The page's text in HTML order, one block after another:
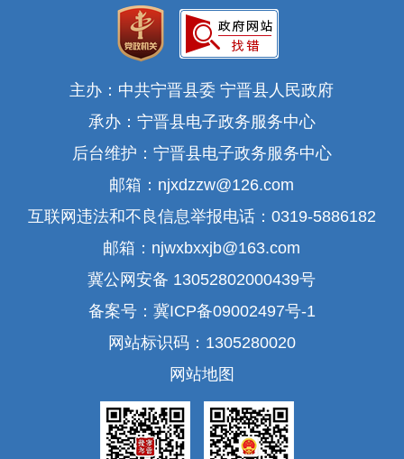
主办：中共宁晋县委 宁晋县人民政府
承办：宁晋县电子政务服务中心
后台维护：宁晋县电子政务服务中心
邮箱：njxdzzw@126.com
互联网违法和不良信息举报电话：0319-5886182
邮箱：njwxbxxjb@163.com
冀公网安备 13052802000439号
备案号：冀ICP备09002497号-1
网站标识码：1305280020
网站地图